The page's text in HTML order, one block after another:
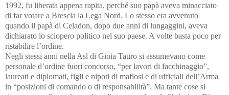
1992, fu liberata appena rapita, perché suo papà aveva minacciato
di far votare a Brescia la Lega Nord. Lo stesso era avvenuto
quando il papà di Celadon, dopo due anni di lungaggini, aveva
dichiarato lo sciopero politico nel suo paese. A volte basta poco per
ristabilire l’ordine.
Negli stessi anni nella Asl di Gioia Tauro si assumevano come
personale d’ordine fuori concorso, “per lavori di facchinaggio”,
laureati e diplomati, figli e nipoti di mafiosi e di ufficiali dell’Arma
in “posizioni di comando o di responsabilità”. Ma tante cose si